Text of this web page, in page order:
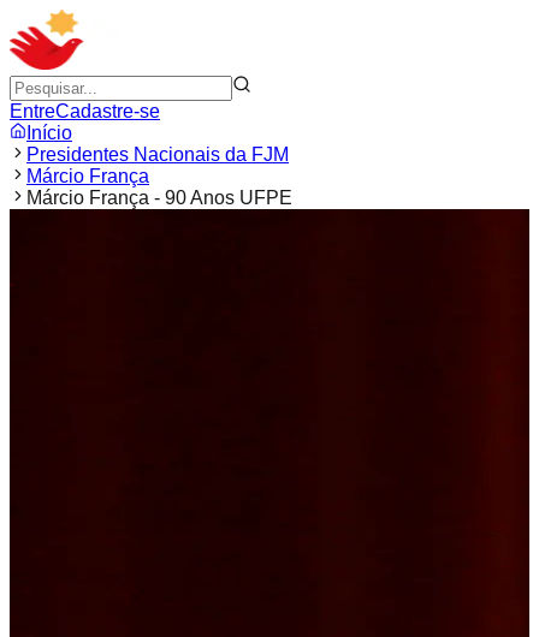
EntreCadastre-se
Início
Presidentes Nacionais da FJM
Márcio França
Márcio França - 90 Anos UFPE